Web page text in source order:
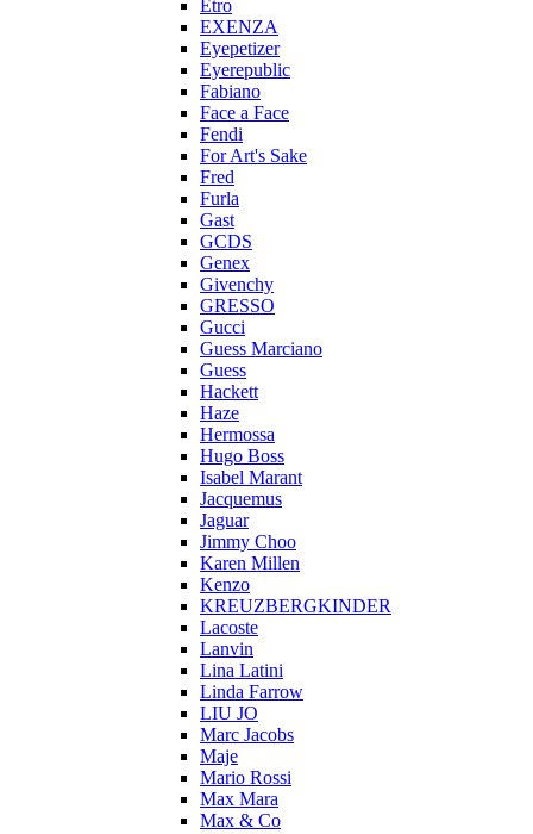
Etro
EXENZA
Eyepetizer
Eyerepublic
Fabiano
Face a Face
Fendi
For Art's Sake
Fred
Furla
Gast
GCDS
Genex
Givenchy
GRESSO
Gucci
Guess Marciano
Guess
Hackett
Haze
Hermossa
Hugo Boss
Isabel Marant
Jacquemus
Jaguar
Jimmy Choo
Karen Millen
Kenzo
KREUZBERGKINDER
Lacoste
Lanvin
Lina Latini
Linda Farrow
LIU JO
Marc Jacobs
Maje
Mario Rossi
Max Mara
Max & Co